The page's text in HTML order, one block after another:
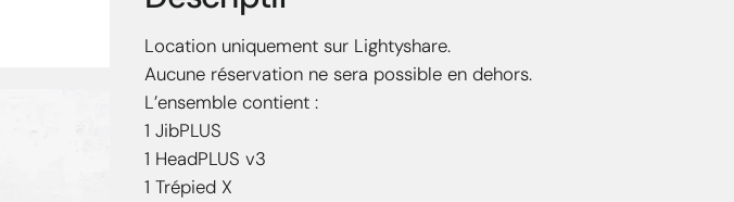
Location uniquement sur Lightyshare.
Aucune réservation ne sera possible en dehors.
L’ensemble contient :
1 JibPLUS
1 HeadPLUS v3
1 Trépied X